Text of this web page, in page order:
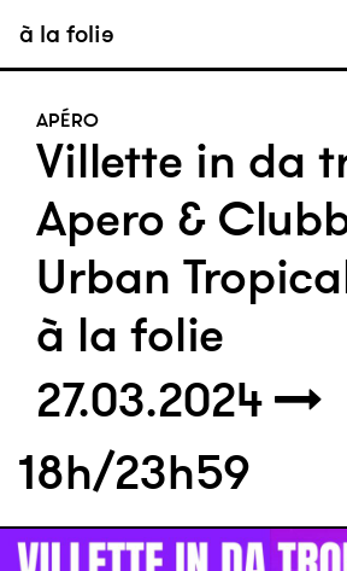
à la folie
Villette in da
Apero &
Urban
à la folie
APÉRO
27.03.2024
18h/23h59